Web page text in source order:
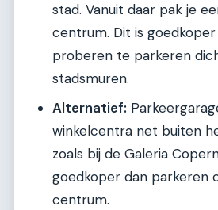
stad. Vanuit daar pak je
centrum. Dit is
proberen te parkeren
stadsmuren.
Alternatief:
winkelcentra net buiten
zoals bij de Galeria
goedkoper dan parkeren
centrum.